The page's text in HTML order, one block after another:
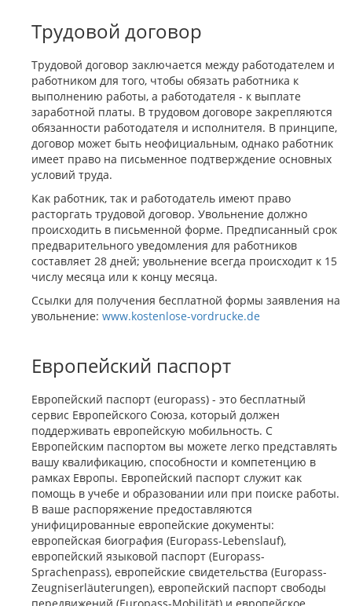
Трудовой договор
Трудовой договор заключается между работодателем и
работником для того, чтобы обязать работника к
выполнению работы, а работодателя - к выплате
заработной платы. В трудовом договоре закрепляются
обязанности работодателя и исполнителя. В принципе,
договор может быть неофициальным, однако работник
имеет право на письменное подтверждение основных
условий труда.
Как работник, так и работодатель имеют право
расторгать трудовой договор. Увольнение должно
происходить в письменной форме. Предписанный срок
предварительного уведомления для работников
составляет 28 дней; увольнение всегда происходит к 15
числу месяца или к концу месяца.
Ссылки для получения бесплатной формы заявления на
увольнение: www.kostenlose-vordrucke.de
Европейский паспорт
Европейский паспорт (europass) - это бесплатный
сервис Европейского Союза, который должен
поддерживать европейскую мобильность. С
Европейским паспортом вы можете легко представлять
вашу квалификацию, способности и компетенцию в
рамках Европы. Европейский паспорт служит как
помощь в учебе и образовании или при поиске работы.
В ваше распоряжение предоставляются
унифицированные европейские документы:
европейская биография (Europass-Lebenslauf),
европейский языковой паспорт (Europass-
Sprachenpass), европейские свидетельства (Europass-
Zeugniserläuterungen), европейский паспорт свободы